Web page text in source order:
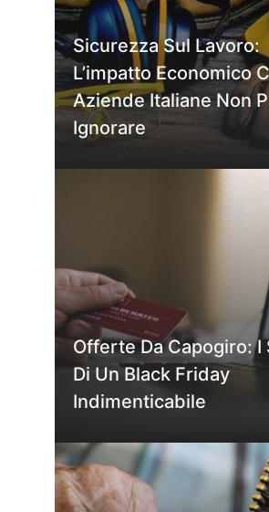
Sicurezza Sul Lavoro:
L’impatto Economico
Aziende Italiane Non
Ignorare
Offerte Da Capogiro: I
Di Un Black Friday
Indimenticabile